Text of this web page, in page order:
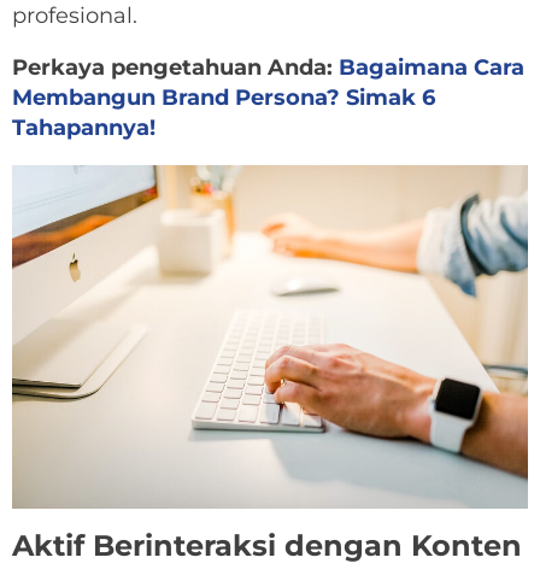
profesional.
Perkaya pengetahuan Anda: Bagaimana Cara
Membangun Brand Persona? Simak 6
Tahapannya!
Aktif Berinteraksi dengan Konten